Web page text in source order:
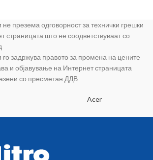
не презема одговорност за технички грешки
страницата што не соодветствуваат со
го задржува правото за промена на цените
и објавување на Интернет страницата
со пресметан ДДВ
Acer